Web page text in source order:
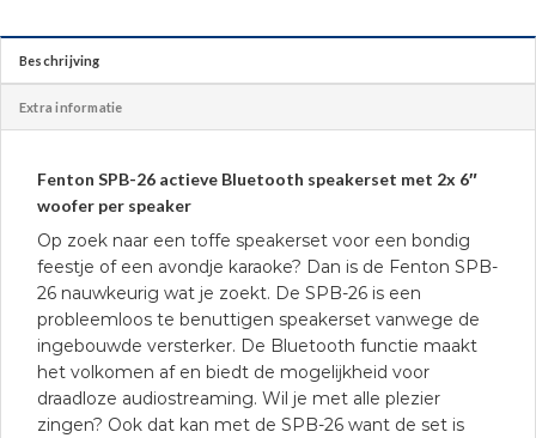
Beschrijving
Extra informatie
Fenton SPB-26 actieve Bluetooth speakerset met 2x 6″
woofer per speaker
Op zoek naar een toffe speakerset voor een bondig
feestje of een avondje karaoke? Dan is de Fenton SPB-
26 nauwkeurig wat je zoekt. De SPB-26 is een
probleemloos te benuttigen speakerset vanwege de
ingebouwde versterker. De Bluetooth functie maakt
het volkomen af en biedt de mogelijkheid voor
draadloze audiostreaming. Wil je met alle plezier
zingen? Ook dat kan met de SPB-26 want de set is